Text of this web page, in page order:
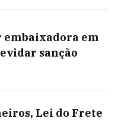
em
sanção
Lei do Frete